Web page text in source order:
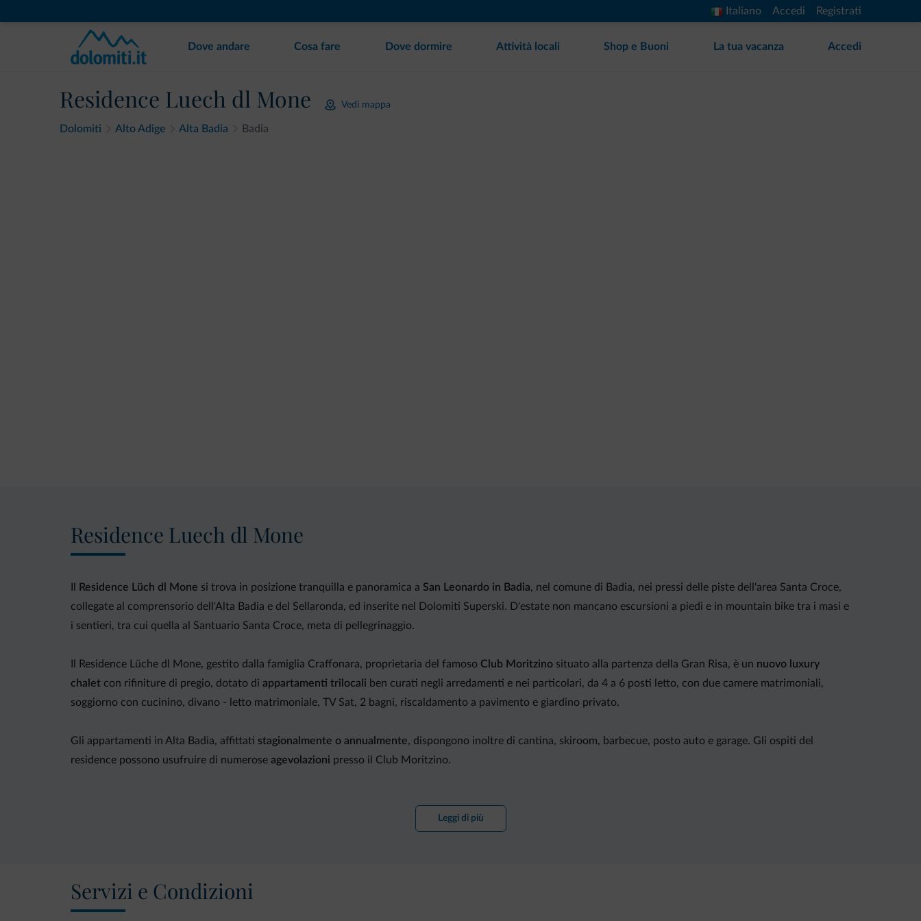
Italiano Accedi Registrati
Dove andare Cosa fare Dove dormire Attività locali Shop e Buoni La tua vacanza Accedi
Residence Luech dl Mone Vedi mappa
Dolomiti Alto Adige Alta Badia Badia
Residence Luech dl Mone
Residence Lüch dl Mone si trova in posizione tranquilla e panoramica a San Leonardo in Badia, nel comune di Badia, nei pressi delle piste dell'area Santa Croce,
collegate al comprensorio dell'Alta Badia e del Sellaronda, ed inserite nel Dolomiti Superski. D'estate non mancano escursioni a piedi e in mountain bike tra i masi e
i sentieri, tra cui quella al Santuario Santa Croce, meta di pellegrinaggio.
Il Residence Lüche dl Mone, gestito dalla famiglia Craffonara, proprietaria del famoso Club Moritzino situato alla partenza della Gran Risa, è un nuovo luxury
chalet con rifiniture di pregio, dotato di appartamenti trilocali ben curati negli arredamenti e nei particolari, da 4 a 6 posti letto, con due camere matrimoniali,
soggiorno con cucinino, divano - letto matrimoniale, TV Sat, 2 bagni, riscaldamento a pavimento e giardino privato.
Gli appartamenti in Alta Badia, affittati stagionalmente o annualmente, dispongono inoltre di cantina, skiroom, barbecue, posto auto e garage. Gli ospiti del
residence possono usufruire di numerose agevolazioni presso il Club Moritzino.
affitti settimanali
Leggi di più
Servizi e Condizioni